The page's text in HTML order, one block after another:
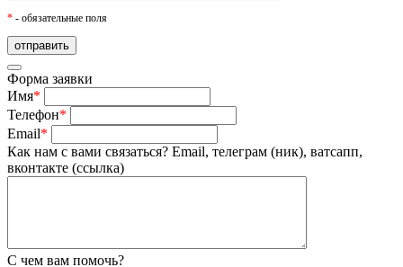
* - обязательные поля
Форма заявки
Имя*
Телефон*
Email*
Как нам с вами связаться? Email, телеграм (ник), ватсапп,
вконтакте (ссылка)
С чем вам помочь?